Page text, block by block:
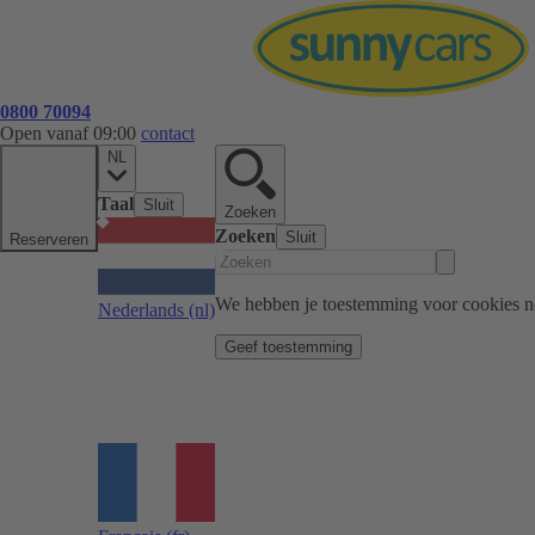
0800 70094
Open vanaf 09:00 contact
Reserveren
NL
Taal Sluit
Nederlands (nl)
Zoeken
Zoeken Sluit
We hebben je toestemming voor cookies
Geef toestemming